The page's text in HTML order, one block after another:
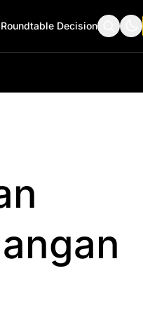
Roundtable Decision